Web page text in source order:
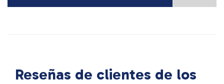
Reseñas de clientes de los